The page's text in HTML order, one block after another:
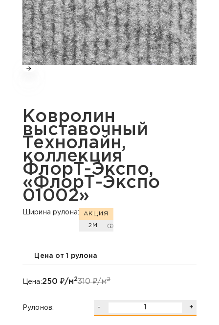
Ковролин
выставочный
Технолайн,
коллекция
ФлорТ-Экспо,
«ФлорТ-Экспо
01002»
Ширина рулона: АКЦИЯ
2М
Цена от 1 рулона
Цена:250 ₽/м2310₽/м2
Рулонов: - +